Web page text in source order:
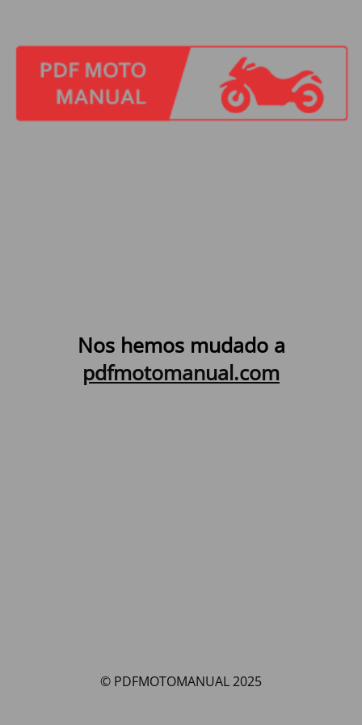
Nos hemos mudado a
pdfmotomanual.com
© PDFMOTOMANUAL 2025